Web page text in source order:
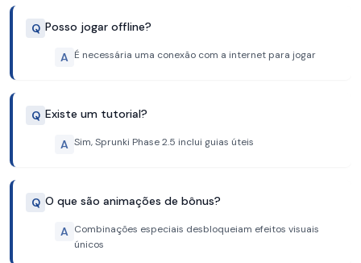
Q Posso jogar offline?
A É necessária uma conexão com a internet para jogar
Q Existe um tutorial?
A Sim, Sprunki Phase 2.5 inclui guias úteis
Q O que são animações de bônus?
A Combinações especiais desbloqueiam efeitos visuais
únicos